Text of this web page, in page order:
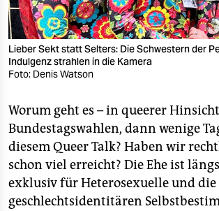
fragen & hilfe
unterstützen
abo
genossenschaft
epaper login
Lieber Sekt statt Selters: Die Schwestern der
Indulgenz strahlen in die Kamera
Foto: Denis Watson
Worum geht es – in queerer
Bundestagswahlen, dann wenige
diesem Queer Talk? Haben wir
schon viel erreicht? Die Ehe ist
exklusiv für Heterosexuelle und die
geschlechtsidentitären